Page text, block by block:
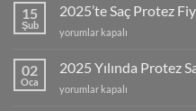
15
Şub
2025’te Saç Protez
2025’te
Protez
Fiyatları:
Bilmeniz
yorumlar kapalı
02
Oca
2025 Yılında Protez
2025
yorumlar kapalı